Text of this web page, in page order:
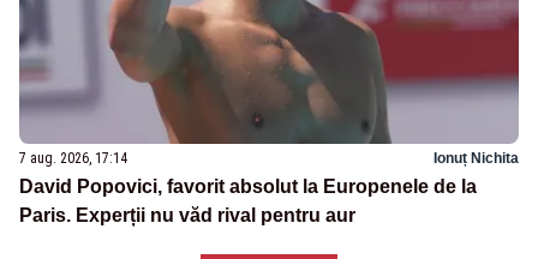
7 aug. 2026, 17:14 Ionuț Nichita
David Popovici, favorit absolut la Europenele de la
Paris. Experții nu văd rival pentru aur